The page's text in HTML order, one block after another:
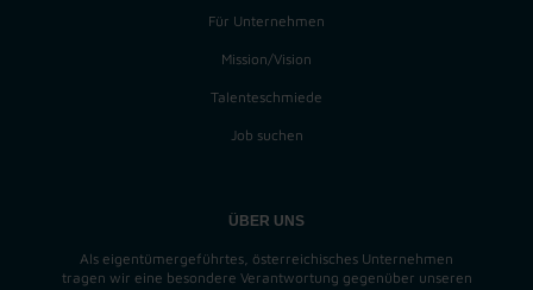
Für Unternehmen
Mission/Vision
Talenteschmiede
Job suchen
ÜBER UNS
Als eigentümergeführtes, österreichisches Unternehmen
tragen wir eine besondere Verantwortung gegenüber unseren